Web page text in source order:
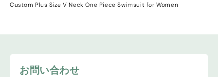
Custom Plus Size V Neck One Piece Swimsuit for Women
お問い合わせ